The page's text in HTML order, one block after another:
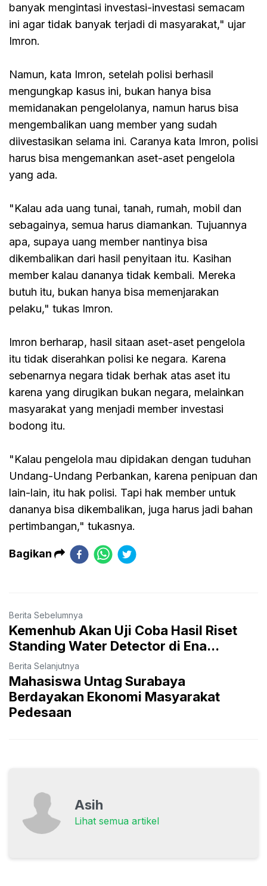
banyak mengintasi investasi-investasi semacam
ini agar tidak banyak terjadi di masyarakat," ujar
Imron.
Namun, kata Imron, setelah polisi berhasil
mengungkap kasus ini, bukan hanya bisa
memidanakan pengelolanya, namun harus bisa
mengembalikan uang member yang sudah
diivestasikan selama ini. Caranya kata Imron, polisi
harus bisa mengemankan aset-aset pengelola
yang ada.
"Kalau ada uang tunai, tanah, rumah, mobil dan
sebagainya, semua harus diamankan. Tujuannya
apa, supaya uang member nantinya bisa
dikembalikan dari hasil penyitaan itu. Kasihan
member kalau dananya tidak kembali. Mereka
butuh itu, bukan hanya bisa memenjarakan
pelaku," tukas Imron.
Imron berharap, hasil sitaan aset-aset pengelola
itu tidak diserahkan polisi ke negara. Karena
sebenarnya negara tidak berhak atas aset itu
karena yang dirugikan bukan negara, melainkan
masyarakat yang menjadi member investasi
bodong itu.
"Kalau pengelola mau dipidakan dengan tuduhan
Undang-Undang Perbankan, karena penipuan dan
lain-lain, itu hak polisi. Tapi hak member untuk
dananya bisa dikembalikan, juga harus jadi bahan
pertimbangan," tukasnya.
Bagikan
Berita Sebelumnya
Kemenhub Akan Uji Coba Hasil Riset
Standing Water Detector di Ena...
Berita Selanjutnya
Mahasiswa Untag Surabaya
Berdayakan Ekonomi Masyarakat
Pedesaan
Asih
Lihat semua artikel